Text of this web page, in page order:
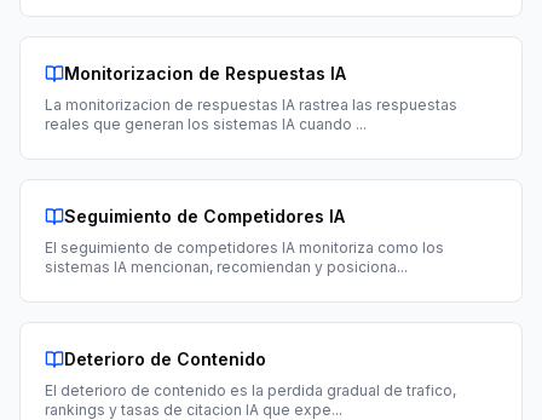
Monitorizacion de Respuestas IA
La monitorizacion de respuestas IA rastrea las respuestas
reales que generan los sistemas IA cuando ...
Seguimiento de Competidores IA
El seguimiento de competidores IA monitoriza como los
sistemas IA mencionan, recomiendan y posiciona...
Deterioro de Contenido
El deterioro de contenido es la perdida gradual de trafico,
rankings y tasas de citacion IA que expe...